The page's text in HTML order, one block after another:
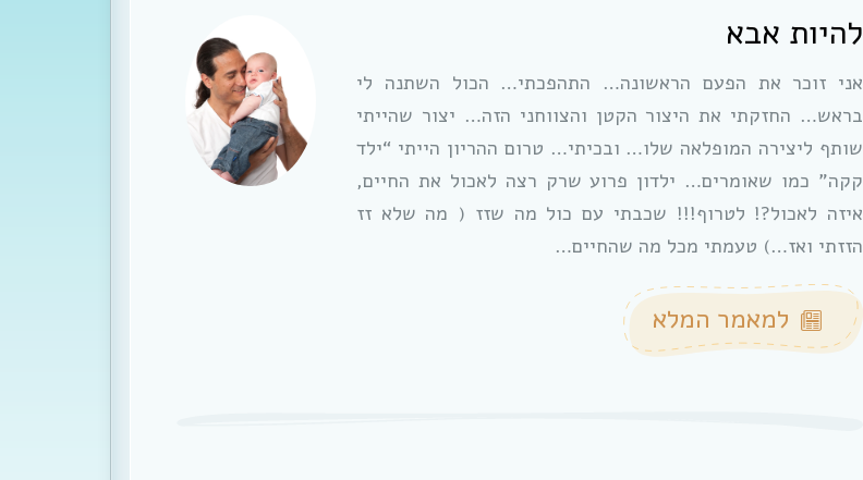
להיות אבא
אני זוכר את הפעם הראשונה… התהפכתי… הכול השתנה לי
בראש… החזקתי את היצור הקטן והצווחני הזה… יצור שהייתי
שותף ליצירה המופלאה שלו… ובכיתי… טרום ההריון הייתי “ילד
קקה” כמו שאומרים… ילדון פרוע שרק רצה לאכול את החיים,
איזה לאכול?! לטרוף!!! שכבתי עם כול מה שזז ( מה שלא זז
הזזתי ואז…) טעמתי מכל מה שהחיים…
למאמר המלא